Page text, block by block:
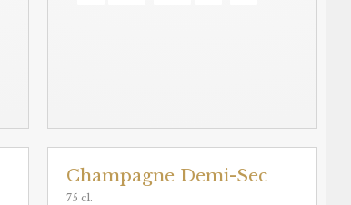
Champagne Demi-Sec
75 cl.